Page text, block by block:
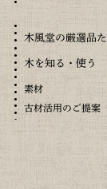
木風堂の厳選品
木を知る・使う
素材
古材活用のご提案